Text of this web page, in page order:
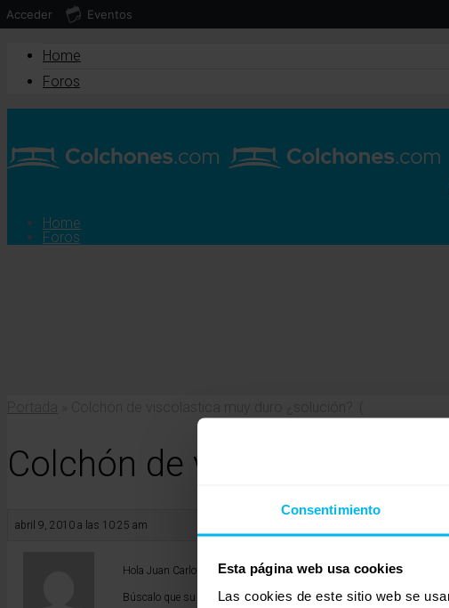
Consentimiento
Esta página web usa cookies
Las cookies de este sitio web se
Home
Foros
Home
Foros
Colchón de viscolastica
abril 9, 2010 a las 10:25 am
Hola Juan Carlos,
Búscalo que su densidad sea media y así acertarás seguro. Piensa
Acceder Eventos